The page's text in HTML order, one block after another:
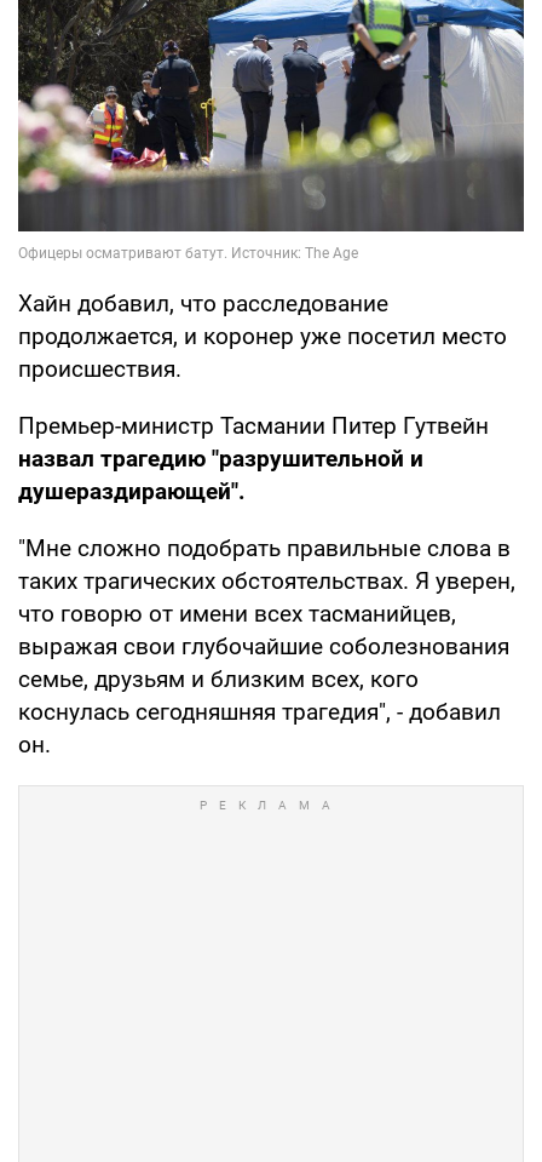
Хайн добавил, что расследование
продолжается, и коронер уже посетил место
происшествия.
Премьер-министр Тасмании Питер Гутвейн
назвал трагедию "разрушительной и
душераздирающей".
"Мне сложно подобрать правильные слова в
таких трагических обстоятельствах. Я уверен,
что говорю от имени всех тасманийцев,
выражая свои глубочайшие соболезнования
семье, друзьям и близким всех, кого
коснулась сегодняшняя трагедия", - добавил
он.